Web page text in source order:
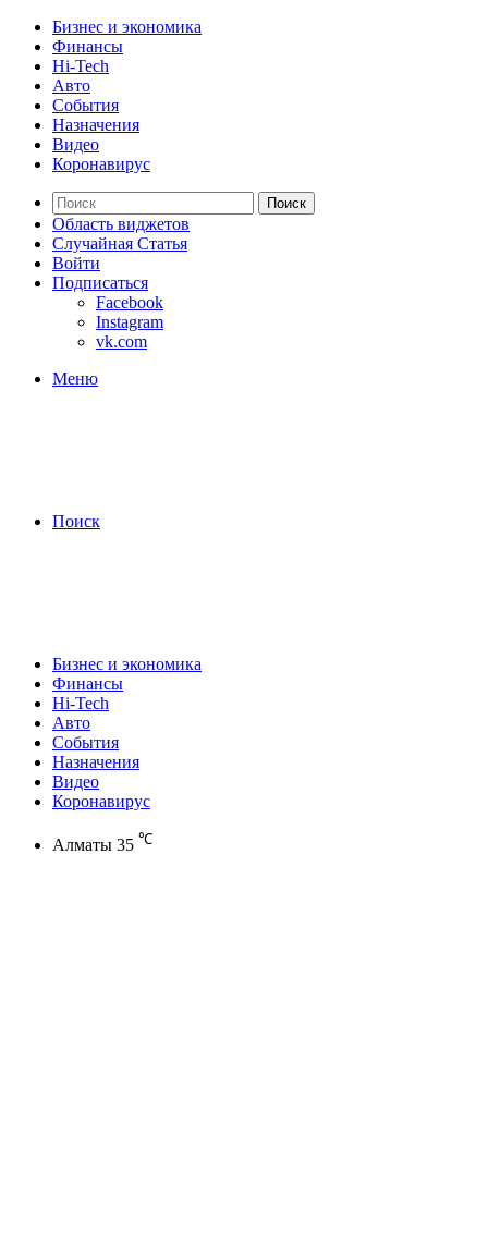
Бизнес и экономика
Финансы
Hi-Tech
Авто
События
Назначения
Видео
Коронавирус
Поиск
Область виджетов
Случайная Статья
Войти
Подписаться
Facebook
Instagram
vk.com
Меню
Поиск
Бизнес и экономика
Финансы
Hi-Tech
Авто
События
Назначения
Видео
Коронавирус
Алматы 35 ℃